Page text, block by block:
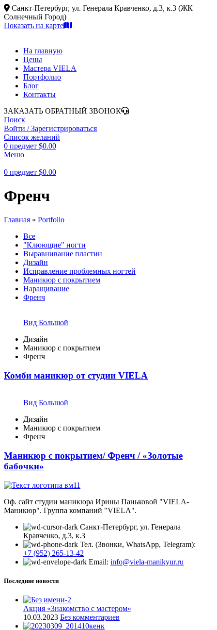
Санкт-Петербург, ул. Генерала Кравченко, д.3, к.3 (ЖК
Солнечный Город)
Показать на карте
На главную
Цены
Мастера VIELA
Портфолио
Блог
Контакты
ЗАКАЗАТЬ ОБРАТНЫЙ ЗВОНОК
Поиск
Войти / Зарегистрироваться
Список желаний
0 предмет $0.00
Меню
0 предмет $0.00
Френч
Главная » Portfolio
Все
"Клюющие" ногти
Выравнивание пластин
Дизайн
Исправление проблемных ногтей
Маникюр с покрытием
Наращивание
Френч
Вид Большой
Дизайн
Маникюр с покрытием
Френч
Комби маникюр от студии VIELA
Вид Большой
Дизайн
Маникюр с покрытием
Френч
Маникюр с покрытием/ Френч / «Золотые
бабочки»
Оф. сайт студии маникюра Ирины Паньковой "VIELA-
Маникюр". Группа компаний "VIELA".
Санкт-Петербург, ул. Генерала
Кравченко, д.3, к.3
Тел. (Звонки, WhatsApp, Telegram):
+7 (952) 265-13-42
Email: info@viela-manikyur.ru
Последние новости
Акция «Знакомство с мастером»
10.03.2023 Без комментариев